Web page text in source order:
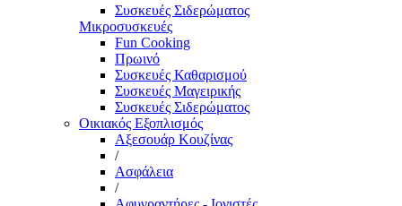
Συσκευές Σιδερώματος
Μικροσυσκευές
Fun Cooking
Πρωινό
Συσκευές Καθαρισμού
Συσκευές Μαγειρικής
Συσκευές Σιδερώματος
Οικιακός Εξοπλισμός
Αξεσουάρ Κουζίνας
/
Ασφάλεια
/